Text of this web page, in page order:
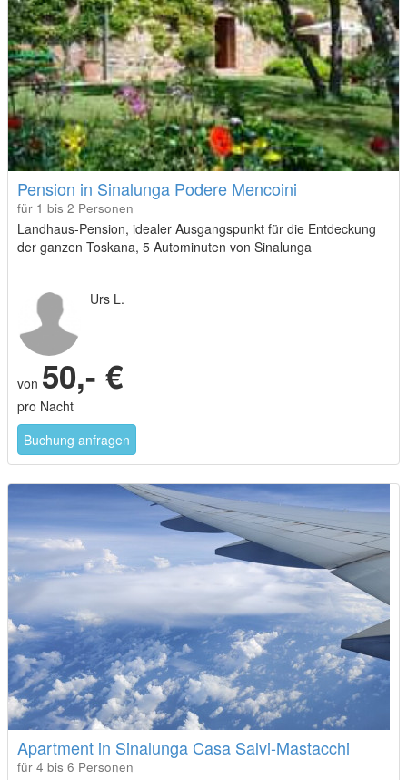
Pension in Sinalunga Podere Mencoini
für 1 bis 2 Personen
Landhaus-Pension, idealer Ausgangspunkt für die Entdeckung
der ganzen Toskana, 5 Autominuten von Sinalunga
Urs L.
von 50,- €
pro Nacht
Buchung anfragen
Apartment in Sinalunga Casa Salvi-Mastacchi
für 4 bis 6 Personen